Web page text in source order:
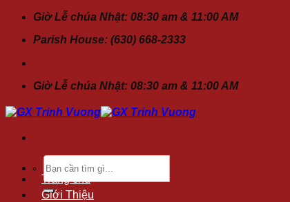
ChuyểnGiờ Lễ chúa Nhật: 08:30 am & 11:00 AM
Parish House: (630) 668-2333
Giờ Lễ chúa Nhật: 08:30 am & 11:00 AM
Tìm
kiếm:
Trang chủ
Giới Thiệu